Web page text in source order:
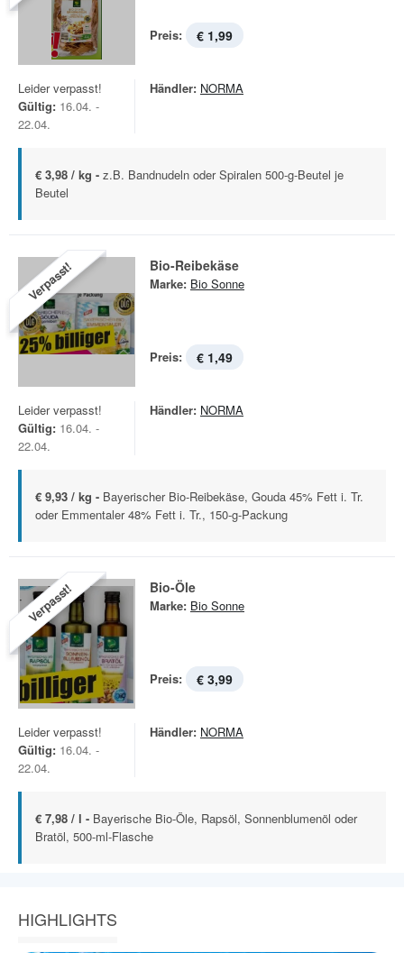
Preis: € 1,99
Leider verpasst!
Gültig: 16.04. -
22.04.
Händler: NORMA
€ 3,98 / kg - z.B. Bandnudeln oder Spiralen 500-g-Beutel je
Beutel
Verpasst! Bio-Reibekäse
Marke: Bio Sonne
Preis: € 1,49
Leider verpasst!
Gültig: 16.04. -
22.04.
Händler: NORMA
€ 9,93 / kg - Bayerischer Bio-Reibekäse, Gouda 45% Fett i. Tr.
oder Emmentaler 48% Fett i. Tr., 150-g-Packung
Verpasst! Bio-Öle
Marke: Bio Sonne
Preis: € 3,99
Leider verpasst!
Gültig: 16.04. -
22.04.
Händler: NORMA
€ 7,98 / l - Bayerische Bio-Öle, Rapsöl, Sonnenblumenöl oder
Bratöl, 500-ml-Flasche
HIGHLIGHTS